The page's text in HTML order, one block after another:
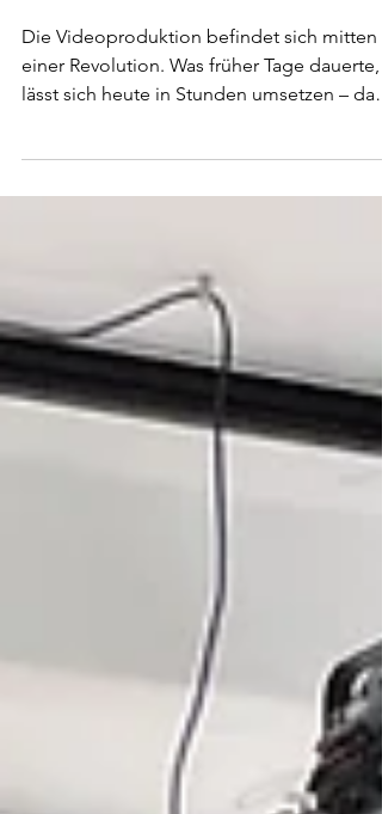
die Filmwelt verändert
Die Videoproduktion befindet sich mitten
einer Revolution. Was früher Tage dauerte,
künstlicher Intelligenz. Von der Idee über
den Schnitt bis hin zum fertigen Clip
vorbehalten waren. Doch bedeutet das,
Technologie Kreativität ersetzt? Ganz im
Gegenteil: Sie erweitert sie.
Inhaltsverzeichnis KI in der
Wie KI den Produktionsprozess verändert